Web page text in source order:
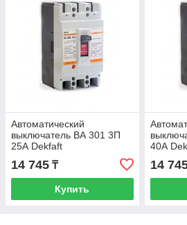
Автоматический
выключатель ВА 301 3П
25А Dekfaft
14 745 ₸
Купить
40А
14